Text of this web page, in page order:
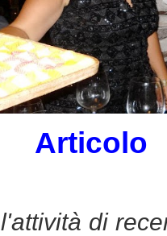
Articolo
l'attività di